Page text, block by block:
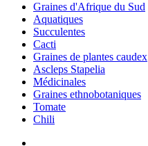
Graines d'Afrique du Sud
Aquatiques
Succulentes
Cacti
Graines de plantes caudex
Ascleps Stapelia
Médicinales
Graines ethnobotaniques
Tomate
Chili